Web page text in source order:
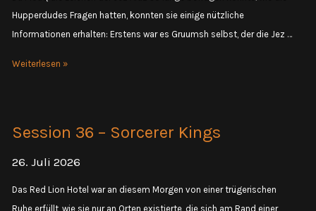
Hupperdudes Fragen hatten, konnten sie einige nützliche
Informationen erhalten: Erstens war es Gruumsh selbst, der die Jez …
Session
in
Boroftkrah
Weiterlesen »
Session 36 – Sorcerer Kings
26. Juli 2026
Das Red Lion Hotel war an diesem Morgen von einer trügerischen
Ruhe erfüllt, wie sie nur an Orten existierte, die sich am Rand einer